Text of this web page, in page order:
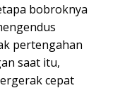
bobroknya
pertengahan
saat itu,
cepat